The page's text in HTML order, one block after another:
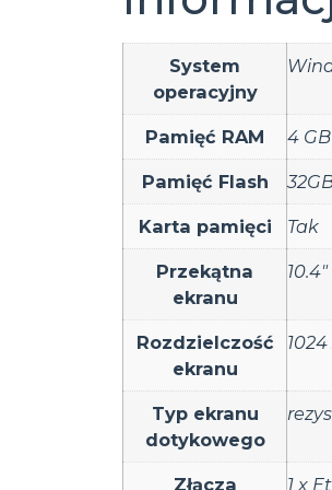
System
operacyjny
Pamięć RAM 4 GB
Pamięć Flash
Karta pamięci Tak
Przekątna
ekranu
10.4"
Rozdzielczość
ekranu
Typ ekranu
dotykowego
Złącza 1 x